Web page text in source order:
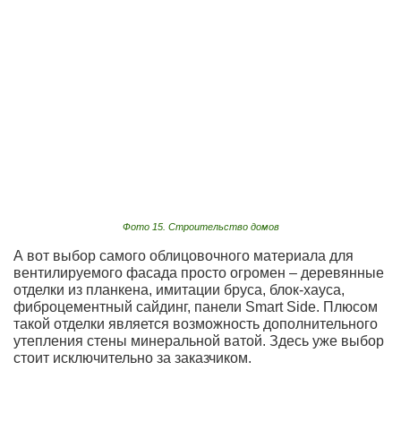
Фото 15. Строительство домов
А вот выбор самого облицовочного материала для
вентилируемого фасада просто огромен – деревянные
отделки из планкена, имитации бруса, блок-хауса,
фиброцементный сайдинг, панели Smart Side. Плюсом
такой отделки является возможность дополнительного
утепления стены минеральной ватой. Здесь уже выбор
стоит исключительно за заказчиком.